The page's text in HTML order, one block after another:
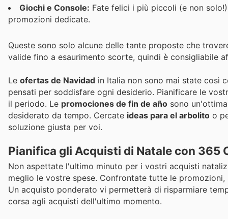
Giochi e Console: Fate felici i più piccoli (e non
promozioni dedicate.
Queste sono solo alcune delle tante proposte che
valide fino a esaurimento scorte, quindi è consigliabile
Le ofertas de Navidad in Italia non sono mai state così
pensati per soddisfare ogni desiderio. Pianificare le
il periodo. Le promociones de fin de año sono
desiderato da tempo. Cercate ideas para el arbolito o
soluzione giusta per voi.
Pianifica gli Acquisti di Natale con 365
Non aspettate l'ultimo minuto per i vostri acquisti
meglio le vostre spese. Confrontate tutte le
Un acquisto ponderato vi permetterà di risparmiare
corsa agli acquisti dell'ultimo momento.